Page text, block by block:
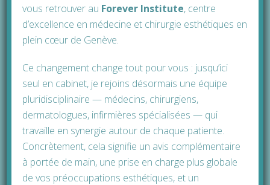
Type d’anesthésie Anesthésie générale
Durée du séjour
Invalidité post opératoire 10 jours
Prendre rendez-vous avec
le Docteur Daniel Meunier,
chirurgie esthétique et
réparatrice via son agenda
en-ligne
vous retrouver au Forever Institute, centre
d’excellence en médecine et chirurgie esthétiques en
plein cœur de Genève.
Ce changement change tout pour vous : jusqu’ici
seul en cabinet, je rejoins désormais une équipe
pluridisciplinaire — médecins, chirurgiens,
dermatologues, infirmières spécialisées — qui
travaille en synergie autour de chaque patiente.
Concrètement, cela signifie un avis complémentaire
à portée de main, une prise en charge plus globale
de vos préoccupations esthétiques, et un